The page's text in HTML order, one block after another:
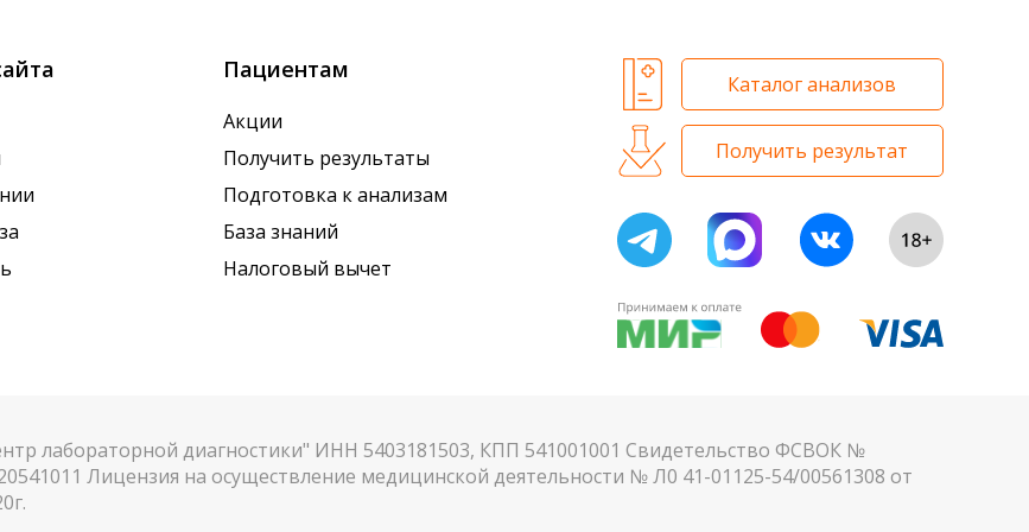
Пациентам
Акции
Получить результаты
Подготовка к анализам
База знаний
Налоговый вычет
Каталог анализов
Получить результат
лабораторной диагностики" ИНН 5403181503, КПП 541001001 Свидетельство ФСВОК №
Лицензия на осуществление медицинской деятельности № Л0 41-01125-54/00561308 от